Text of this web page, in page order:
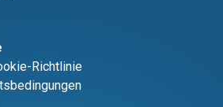
Richtlinie